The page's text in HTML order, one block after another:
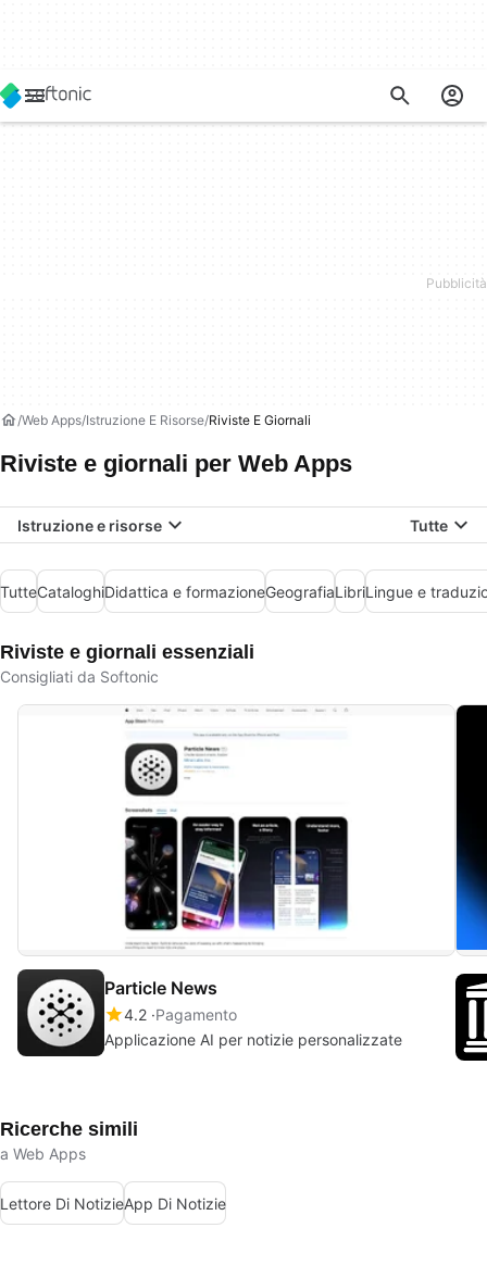
Web Apps Istruzione E Risorse Riviste E Giornali
Riviste e giornali per Web Apps
Istruzione e risorse Tutte
TutteCataloghiDidattica e formazioneGeografiaLibriLingue e
Riviste e giornali essenziali
Consigliati da Softonic
Particle News
4.2 Pagamento
Applicazione AI per notizie personalizzate
Ricerche simili
a Web Apps
Lettore Di NotizieApp Di Notizie